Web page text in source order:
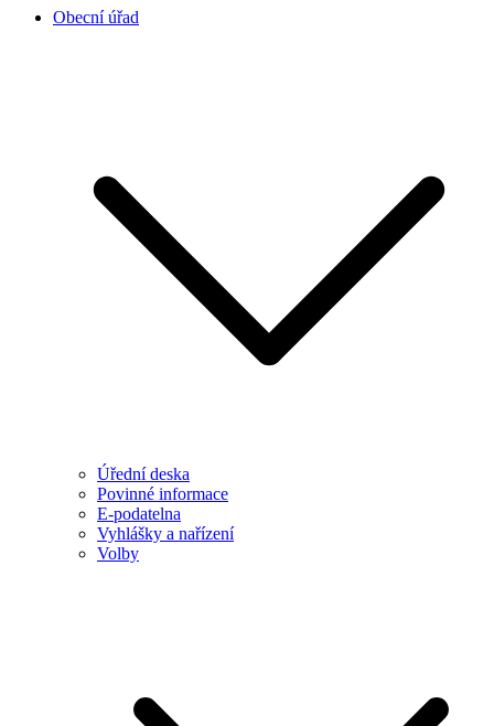
Obecní úřad
Úřední deska
Povinné informace
E-podatelna
Vyhlášky a nařízení
Volby